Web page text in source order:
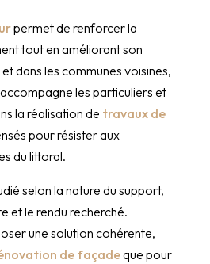
permet de renforcer la
tout en améliorant son
dans les communes voisines,
les particuliers et
la réalisation de travaux de
pour résister aux
du littoral.
selon la nature du support,
et le rendu recherché.
une solution cohérente,
de façadeque pour